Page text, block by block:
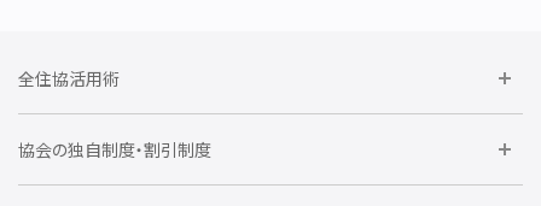
全住協活用術
委員会に参加しよう
協会の独自制度・割引制度